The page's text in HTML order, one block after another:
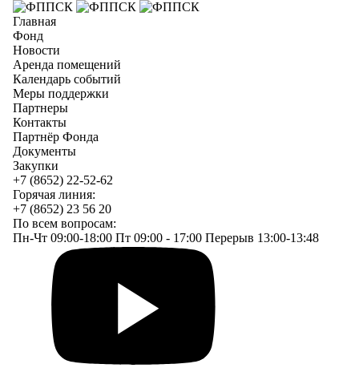
Главная
Фонд
Новости
Аренда помещений
Календарь событий
Меры поддержки
Партнеры
Контакты
Партнёр Фонда
Документы
Закупки
+7 (8652) 22-52-62
Горячая линия:
+7 (8652) 23 56 20
По всем вопросам:
Пн-Чт 09:00-18:00 Пт 09:00 - 17:00 Перерыв 13:00-13:48